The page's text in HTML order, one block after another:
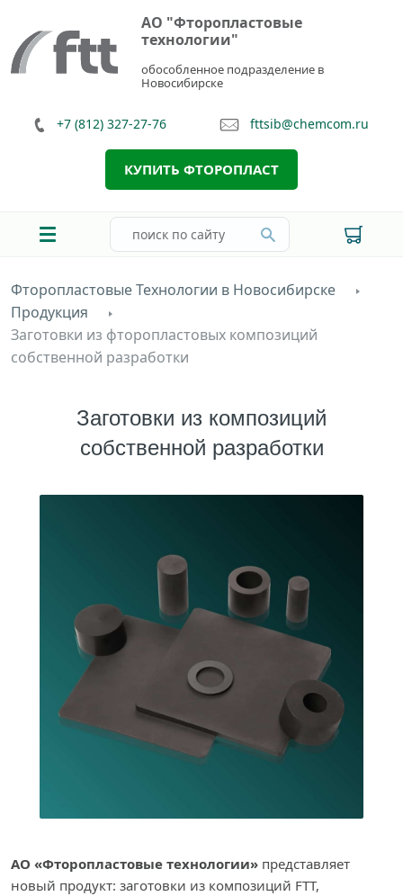
АО "Фторопластовые
технологии"
обособленное подразделение в
Новосибирске
+7 (812) 327-27-76 fttsib@chemcom.ru
КУПИТЬ ФТОРОПЛАСТ
Фторопластовые Технологии в Новосибирске
Продукция
Заготовки из фторопластовых композиций
собственной разработки
Заготовки из композиций
собственной разработки
АО «Фторопластовые технологии» представляет
новый продукт: заготовки из композиций FTT,